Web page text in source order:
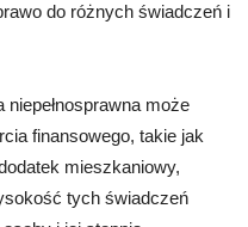
do różnych świadczeń i
może
finansowego, takie jak
mieszkaniowy,
tych świadczeń